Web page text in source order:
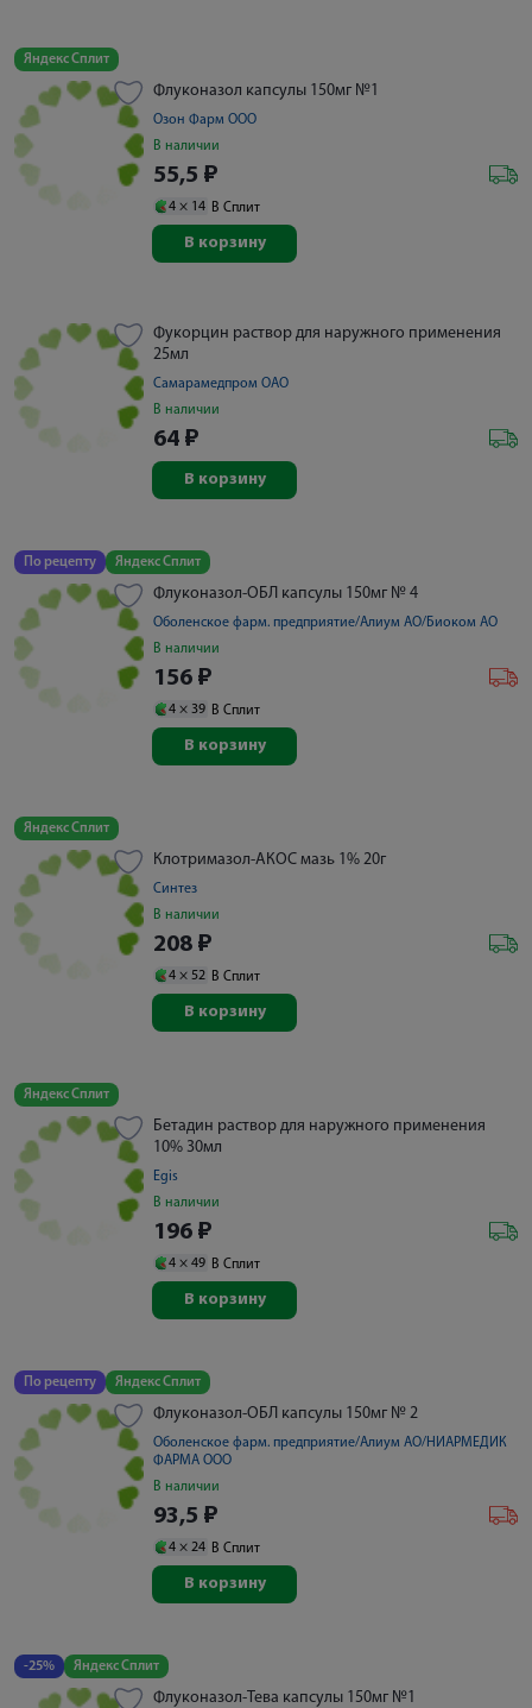
Яндекс Сплит
Флуконазол капсулы 150мг №1
Озон Фарм ООО
В наличии
55,5 ₽
4 × 14 В Сплит
В корзину
Фукорцин раствор для наружного применения
25мл
Самарамедпром ОАО
В наличии
64 ₽
В корзину
По рецепту Яндекс Сплит
Флуконазол-ОБЛ капсулы 150мг № 4
Оболенское фарм. предприятие/Алиум АО/Биоком АО
В наличии
156 ₽
4 × 39 В Сплит
В корзину
Яндекс Сплит
Клотримазол-АКОС мазь 1% 20г
Синтез
В наличии
208 ₽
4 × 52 В Сплит
В корзину
Яндекс Сплит
Бетадин раствор для наружного применения
10% 30мл
Egis
В наличии
196 ₽
4 × 49 В Сплит
В корзину
По рецепту Яндекс Сплит
Флуконазол-ОБЛ капсулы 150мг № 2
Оболенское фарм. предприятие/Алиум АО/НИАРМЕДИК
ФАРМА ООО
В наличии
93,5 ₽
4 × 24 В Сплит
В корзину
-25% Яндекс Сплит
Флуконазол-Тева капсулы 150мг №1